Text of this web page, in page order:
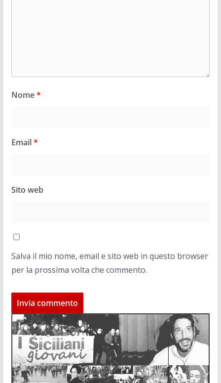
Nome*
Email*
Sito web
Salva il mio nome, email e sito web in questo browser
per la prossima volta che commento.